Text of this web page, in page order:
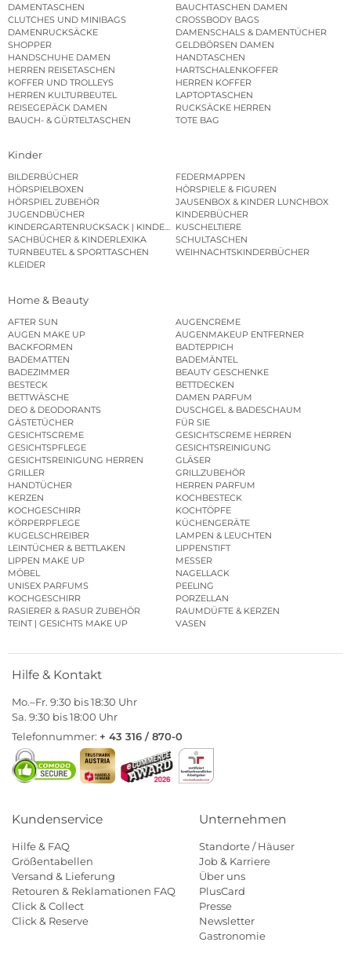
DAMENTASCHEN
BAUCHTASCHEN DAMEN
CLUTCHES UND MINIBAGS
CROSSBODY BAGS
DAMENRUCKSÄCKE
DAMENSCHALS & DAMENTÜCHER
SHOPPER
GELDBÖRSEN DAMEN
HANDSCHUHE DAMEN
HANDTASCHEN
HERREN REISETASCHEN
HARTSCHALENKOFFER
KOFFER UND TROLLEYS
HERREN KOFFER
HERREN KULTURBEUTEL
LAPTOPTASCHEN
REISEGEPÄCK DAMEN
RUCKSÄCKE HERREN
BAUCH- & GÜRTELTASCHEN
TOTE BAG
Kinder
BILDERBÜCHER
FEDERMAPPEN
HÖRSPIELBOXEN
HÖRSPIELE & FIGUREN
HÖRSPIEL ZUBEHÖR
JAUSENBOX & KINDER LUNCHBOX
JUGENDBÜCHER
KINDERBÜCHER
KINDERGARTENRUCKSACK | KINDERGARTENBEUTEL
KUSCHELTIERE
SACHBÜCHER & KINDERLEXIKA
SCHULTASCHEN
TURNBEUTEL & SPORTTASCHEN
WEIHNACHTSKINDERBÜCHER
KLEIDER
Home & Beauty
AFTER SUN
AUGENCREME
AUGEN MAKE UP
AUGENMAKEUP ENTFERNER
BACKFORMEN
BADTEPPICH
BADEMATTEN
BADEMÄNTEL
BADEZIMMER
BEAUTY GESCHENKE
BESTECK
BETTDECKEN
BETTWÄSCHE
DAMEN PARFUM
DEO & DEODORANTS
DUSCHGEL & BADESCHAUM
GÄSTETÜCHER
FÜR SIE
GESICHTSCREME
GESICHTSCREME HERREN
GESICHTSPFLEGE
GESICHTSREINIGUNG
GESICHTSREINIGUNG HERREN
GLÄSER
GRILLER
GRILLZUBEHÖR
HANDTÜCHER
HERREN PARFUM
KERZEN
KOCHBESTECK
KOCHGESCHIRR
KOCHTÖPFE
KÖRPERPFLEGE
KÜCHENGERÄTE
KUGELSCHREIBER
LAMPEN & LEUCHTEN
LEINTÜCHER & BETTLAKEN
LIPPENSTIFT
LIPPEN MAKE UP
MESSER
MÖBEL
NAGELLACK
UNISEX PARFUMS
PEELING
KOCHGESCHIRR
PORZELLAN
RASIERER & RASUR ZUBEHÖR
RAUMDÜFTE & KERZEN
TEINT | GESICHTS MAKE UP
VASEN
Hilfe & Kontakt
Mo.–Fr. 9:30 bis 18:30 Uhr
Sa. 9:30 bis 18:00 Uhr
Telefonnummer: + 43 316 / 870-0
Kundenservice
Hilfe & FAQ
Größentabellen
Versand & Lieferung
Retouren & Reklamationen FAQ
Click & Collect
Click & Reserve
Unternehmen
Standorte / Häuser
Job & Karriere
Über uns
PlusCard
Presse
Newsletter
Gastronomie